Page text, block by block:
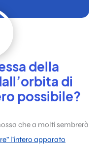
della
di
possibile?
che a molti sembrerà
l’intero apparato